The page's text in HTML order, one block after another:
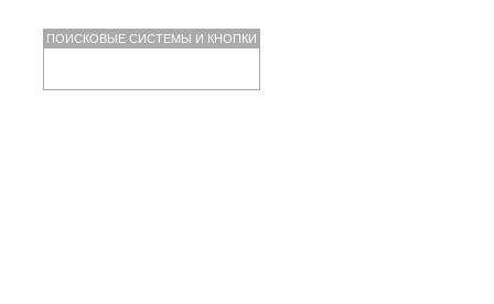
ПОИСКОВЫЕ СИСТЕМЫ И КНОПКИ